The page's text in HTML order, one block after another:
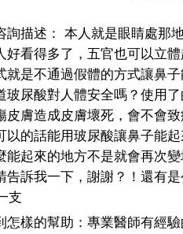
詢描述： 本人就是眼睛處那
好看得多了，五官也可以立
就是不通過假體的方式讓鼻
玻尿酸對人體安全嗎？使用
皮膚造成皮膚壞死，會不會
以的話能用玻尿酸讓鼻子能
能起來的地方不是就會再次
告訴我一下，謝謝？！還有
支
怎樣的幫助：專業醫師有經